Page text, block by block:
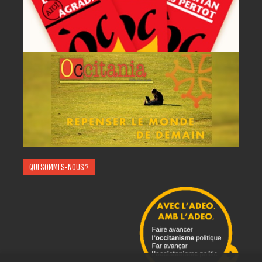
QUI SOMMES-NOUS ?